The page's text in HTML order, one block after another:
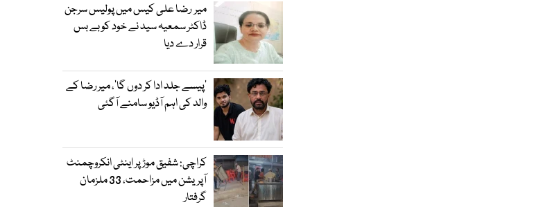
میر رضا علی کیس میں پولیس سرجن
ڈاکٹر سمعیہ سید نے خود کو بے بس
قرار دے دیا
’پیسے جلد ادا کر دوں گا‘، میر رضا کے
والد کی اہم آڈیو سامنے آگئی
کراچی: شفیق موڑ پر اینٹی انکروچمنٹ
آپریشن میں مزاحمت، 33 ملزمان
گرفتار